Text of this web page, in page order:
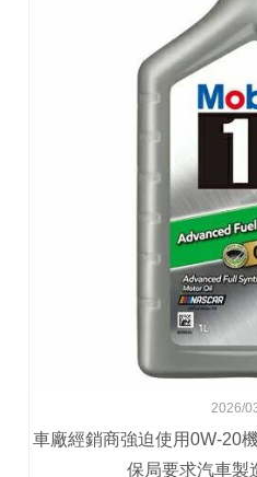
2026/
車廠經銷商強迫使用0W-20
保局要求汽車製